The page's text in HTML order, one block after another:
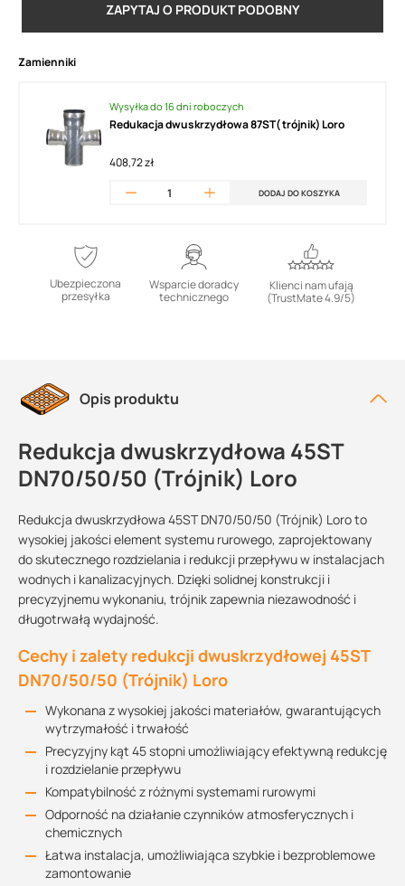
ZAPYTAJ O PRODUKT PODOBNY
Zamienniki
Wysyłka do 16 dni roboczych
Redukacja dwuskrzydłowa 87ST( trójnik) Loro
408,72 zł
DODAJ DO KOSZYKA
Ubezpieczona
przesyłka
Wsparcie doradcy
technicznego
Klienci nam ufają
(TrustMate 4.9/5)
Opis produktu
Redukcja dwuskrzydłowa 45ST
DN70/50/50 (Trójnik) Loro
Redukcja dwuskrzydłowa 45ST DN70/50/50 (Trójnik) Loro to
wysokiej jakości element systemu rurowego, zaprojektowany
do skutecznego rozdzielania i redukcji przepływu w instalacjach
wodnych i kanalizacyjnych. Dzięki solidnej konstrukcji i
precyzyjnemu wykonaniu, trójnik zapewnia niezawodność i
długotrwałą wydajność.
Cechy i zalety redukcji dwuskrzydłowej 45ST
DN70/50/50 (Trójnik) Loro
Wykonana z wysokiej jakości materiałów, gwarantujących
wytrzymałość i trwałość
Precyzyjny kąt 45 stopni umożliwiający efektywną redukcję
i rozdzielanie przepływu
Kompatybilność z różnymi systemami rurowymi
Odporność na działanie czynników atmosferycznych i
chemicznych
Łatwa instalacja, umożliwiająca szybkie i bezproblemowe
zamontowanie